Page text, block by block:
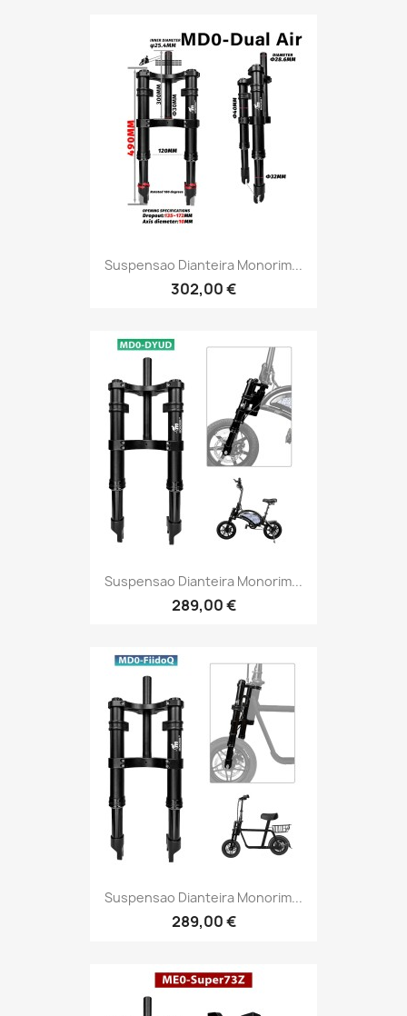
Suspensao Dianteira Monorim...
302,00 €
Suspensao Dianteira Monorim...
289,00 €
Suspensao Dianteira Monorim...
289,00 €